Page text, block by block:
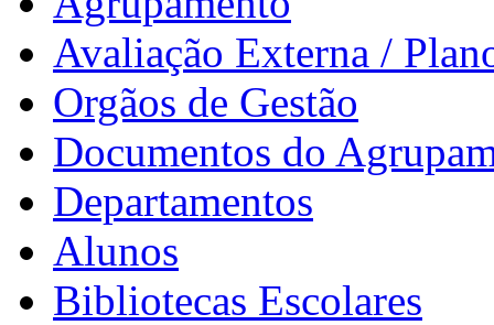
Avaliação Externa /
Orgãos de Gestão
Documentos do
Departamentos
Alunos
Bibliotecas Escolares